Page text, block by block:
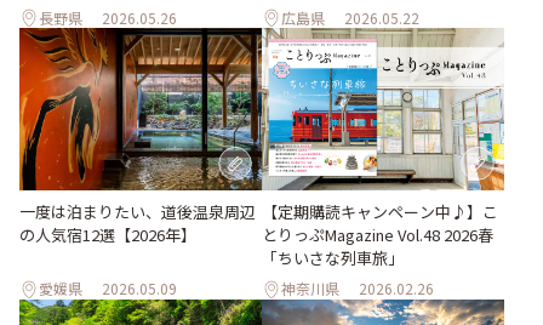
長野県 2026.05.26 広島県 2026.05.22
一度は泊まりたい、道後温泉周辺
の人気宿12選【2026年】
愛媛県 2026.05.09
【定期購読キャンペーン中♪】こ
とりっぷMagazine Vol.48 2026春
「ちいさな列車旅」
神奈川県 2026.02.26